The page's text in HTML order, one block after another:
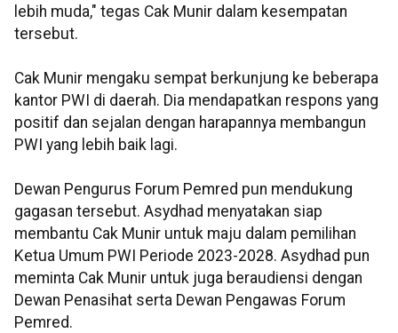
lebih muda," tegas Cak Munir dalam kesempatan
tersebut.
Cak Munir mengaku sempat berkunjung ke beberapa
kantor PWI di daerah. Dia mendapatkan respons yang
positif dan sejalan dengan harapannya membangun
PWI yang lebih baik lagi.
Dewan Pengurus Forum Pemred pun mendukung
gagasan tersebut. Asydhad menyatakan siap
membantu Cak Munir untuk maju dalam pemilihan
Ketua Umum PWI Periode 2023-2028. Asydhad pun
meminta Cak Munir untuk juga beraudiensi dengan
Dewan Penasihat serta Dewan Pengawas Forum
Pemred.